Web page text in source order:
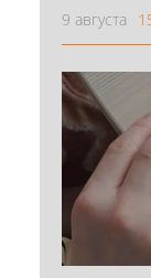
9 августа